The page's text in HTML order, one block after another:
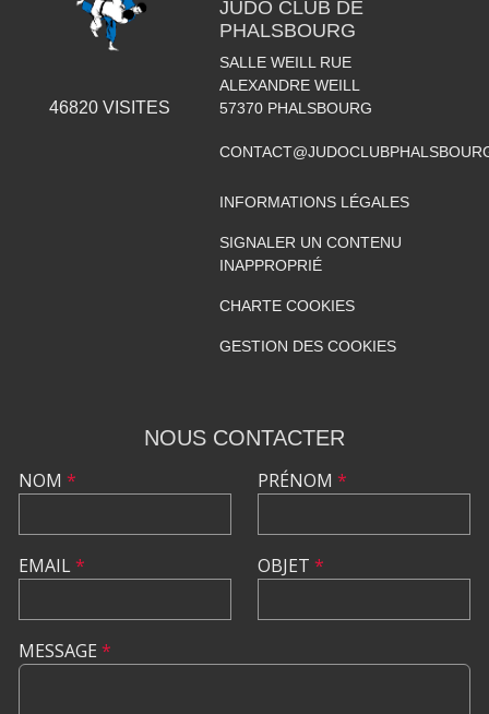
46820VISITES
JUDO CLUB DE
PHALSBOURG
SALLE WEILL RUE
ALEXANDRE WEILL
57370 PHALSBOURG
INFORMATIONS LÉGALES
SIGNALER UN CONTENU
INAPPROPRIÉ
CHARTE COOKIES
GESTION DES COOKIES
NOUS CONTACTER
NOM *
EMAIL*
PRÉNOM *
OBJET *
MESSAGE *